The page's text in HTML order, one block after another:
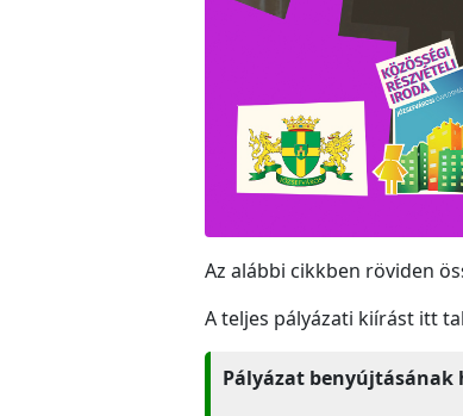
Az alábbi cikkben röviden
A teljes pályázati kiírást itt
Pályázat benyújtásának